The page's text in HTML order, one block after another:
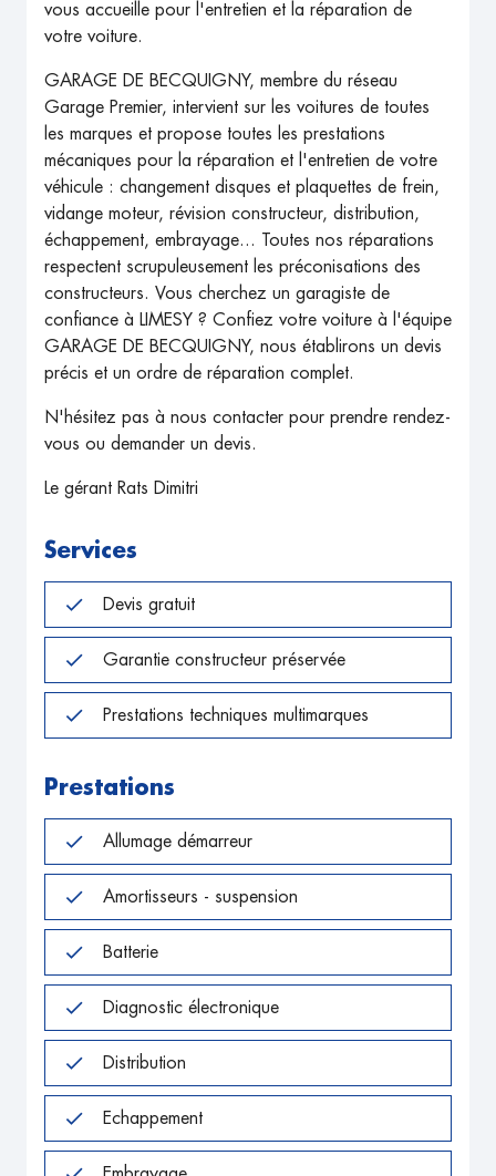
vous accueille pour l'entretien et la réparation de
votre voiture.
GARAGE DE BECQUIGNY, membre du réseau
Garage Premier, intervient sur les voitures de toutes
les marques et propose toutes les prestations
mécaniques pour la réparation et l'entretien de votre
véhicule : changement disques et plaquettes de frein,
vidange moteur, révision constructeur, distribution,
échappement, embrayage... Toutes nos réparations
respectent scrupuleusement les préconisations des
constructeurs. Vous cherchez un garagiste de
confiance à LIMESY ? Confiez votre voiture à l'équipe
GARAGE DE BECQUIGNY, nous établirons un devis
précis et un ordre de réparation complet.
N'hésitez pas à nous contacter pour prendre rendez-
vous ou demander un devis.
Le gérant Rats Dimitri
Services
Devis gratuit
Garantie constructeur préservée
Prestations techniques multimarques
Prestations
Allumage démarreur
Amortisseurs - suspension
Batterie
Diagnostic électronique
Distribution
Echappement